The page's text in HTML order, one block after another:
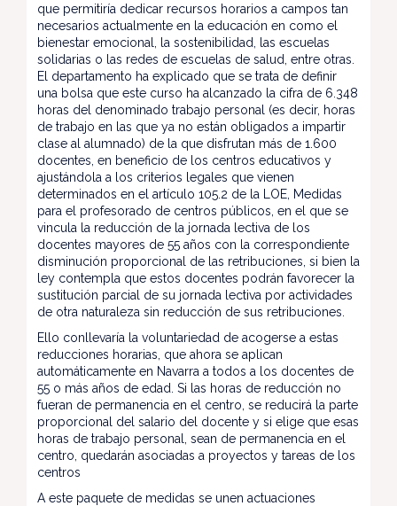
que permitiría dedicar recursos horarios a campos tan
necesarios actualmente en la educación en como el
bienestar emocional, la sostenibilidad, las escuelas
solidarias o las redes de escuelas de salud, entre otras.
El departamento ha explicado que se trata de definir
una bolsa que este curso ha alcanzado la cifra de 6.348
horas del denominado trabajo personal (es decir, horas
de trabajo en las que ya no están obligados a impartir
clase al alumnado) de la que disfrutan más de 1.600
docentes, en beneficio de los centros educativos y
ajustándola a los criterios legales que vienen
determinados en el artículo 105.2 de la LOE, Medidas
para el profesorado de centros públicos, en el que se
vincula la reducción de la jornada lectiva de los
docentes mayores de 55 años con la correspondiente
disminución proporcional de las retribuciones, si bien la
ley contempla que estos docentes podrán favorecer la
sustitución parcial de su jornada lectiva por actividades
de otra naturaleza sin reducción de sus retribuciones.
Ello conllevaría la voluntariedad de acogerse a estas
reducciones horarias, que ahora se aplican
automáticamente en Navarra a todos a los docentes de
55 o más años de edad. Si las horas de reducción no
fueran de permanencia en el centro, se reducirá la parte
proporcional del salario del docente y si elige que esas
horas de trabajo personal, sean de permanencia en el
centro, quedarán asociadas a proyectos y tareas de los
centros
A este paquete de medidas se unen actuaciones